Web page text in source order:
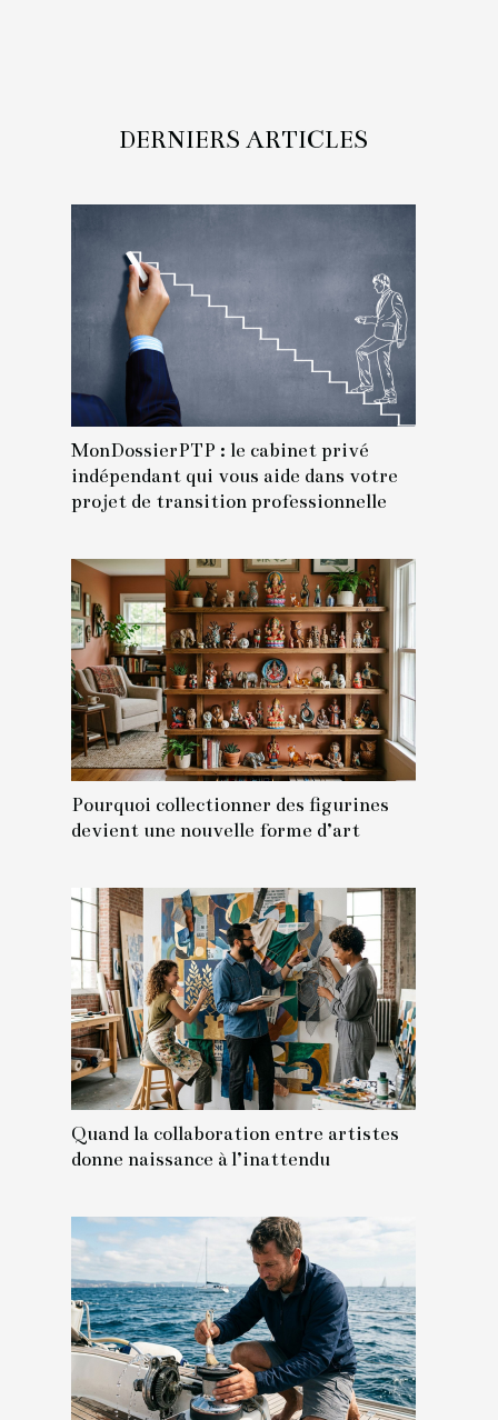
DERNIERS ARTICLES
MonDossierPTP : le cabinet privé
indépendant qui vous aide dans votre
projet de transition professionnelle
Pourquoi collectionner des figurines
devient une nouvelle forme d’art
Quand la collaboration entre artistes
donne naissance à l’inattendu